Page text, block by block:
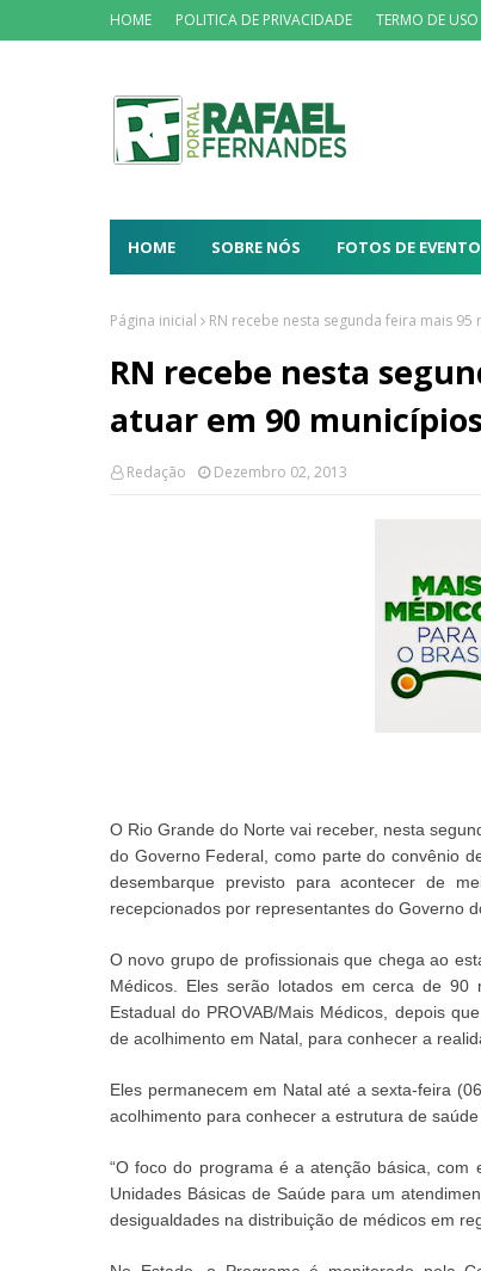
HOME POLITICA DE PRIVACIDADE TERMO DE USO
HOME SOBRE NÓS FOTOS DE
Página inicial RN recebe nesta segunda feira mais
RN recebe nesta
atuar em 90 municípios
Redação Dezembro 02, 2013
O Rio Grande do Norte vai receber, nesta
do Governo Federal, como parte do convênio
desembarque previsto para acontecer de
recepcionados por representantes do Governo
O novo grupo de profissionais que chega ao
Médicos. Eles serão lotados em cerca de 90
Estadual do PROVAB/Mais Médicos, depois
de acolhimento em Natal, para conhecer a
Eles permanecem em Natal até a sexta-feira
acolhimento para conhecer a estrutura de
“O foco do programa é a atenção básica,
Unidades Básicas de Saúde para um
desigualdades na distribuição de médicos em